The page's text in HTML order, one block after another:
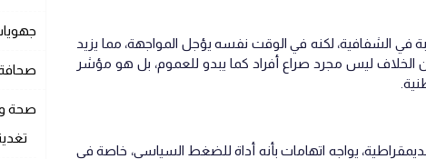
في الشفافية، لكنه في الوقت نفسه يؤجل المواجهة، مما يزيد
ليس مجرد صراع أفراد كما يبدو للعموم، بل هو مؤشر
يواجه اتهامات بأنه أداة للضغط السياسي، خاصة في
صحة